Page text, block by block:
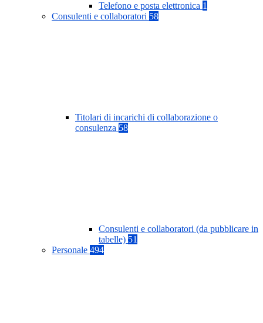
Telefono e posta elettronica 1
Consulenti e collaboratori 58
Titolari di incarichi di collaborazione o
consulenza 58
Consulenti e collaboratori (da pubblicare in
tabelle) 51
Personale 494